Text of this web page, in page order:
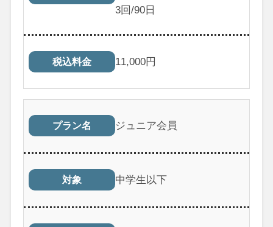
3回/90日
税込料金 11,000円
プラン名 ジュニア会員
対象 中学生以下